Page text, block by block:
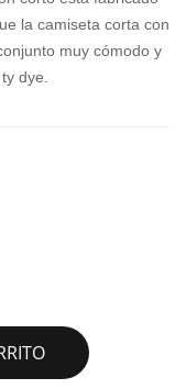
la camiseta corta con
muy cómodo y
dye.